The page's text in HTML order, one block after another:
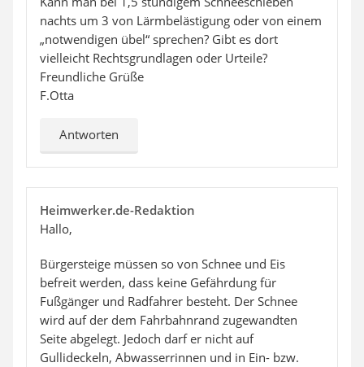
nachts um 3 von Lärmbelästigung oder von einem
„notwendigen übel“ sprechen? Gibt es dort
vielleicht Rechtsgrundlagen oder Urteile?
Freundliche Grüße
F.Otta
Antworten
Heimwerker.de-Redaktion
Hallo,
Bürgersteige müssen so von Schnee und Eis
befreit werden, dass keine Gefährdung für
Fußgänger und Radfahrer besteht. Der Schnee
wird auf der dem Fahrbahnrand zugewandten
Seite abgelegt. Jedoch darf er nicht auf
Gullideckeln, Abwasserrinnen und in Ein- bzw.